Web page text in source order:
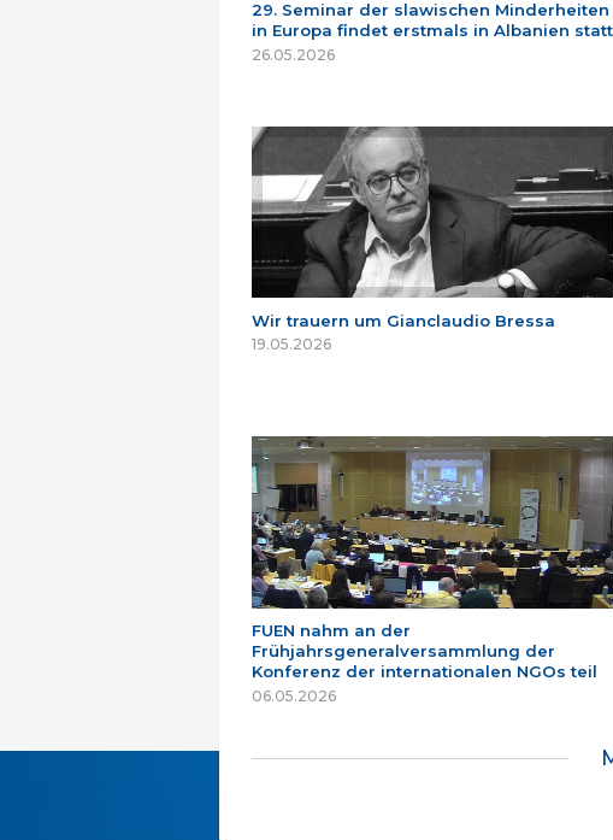
29. Seminar der slawischen Minderheiten
in Europa findet erstmals in Albanien statt
26.05.2026
Wir trauern um Gianclaudio Bressa
19.05.2026
FUEN nahm an der
Frühjahrsgeneralversammlung der
Konferenz der internationalen NGOs teil
06.05.2026